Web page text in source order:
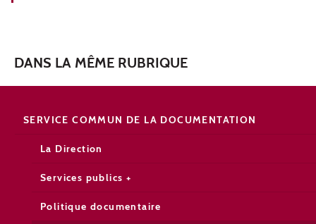
DANS LA MÊME RUBRIQUE
SERVICE COMMUN DE LA DOCUMENTATION
La Direction
Services publics +
Politique documentaire